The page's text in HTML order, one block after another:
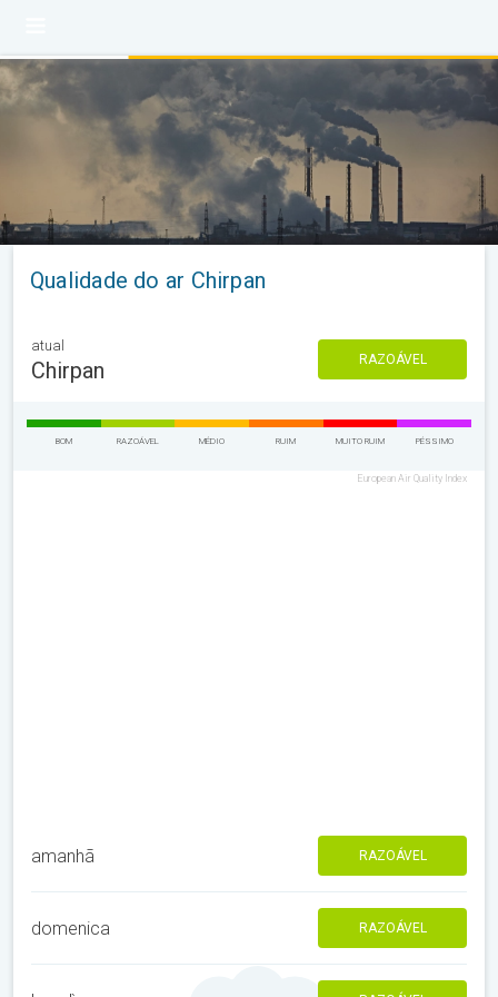
Qualidade do ar Chirpan
atual
Chirpan RAZOÁVEL
BOM RAZOÁVEL MÉDIO RUIM MUITO RUIM PÉSSIMO
European Air Quality Index
amanhã RAZOÁVEL
domenica RAZOÁVEL